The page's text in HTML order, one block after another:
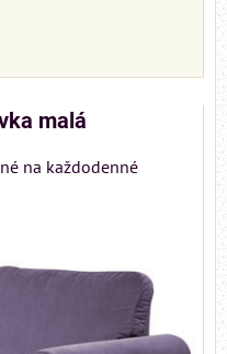
malá
na každodenné